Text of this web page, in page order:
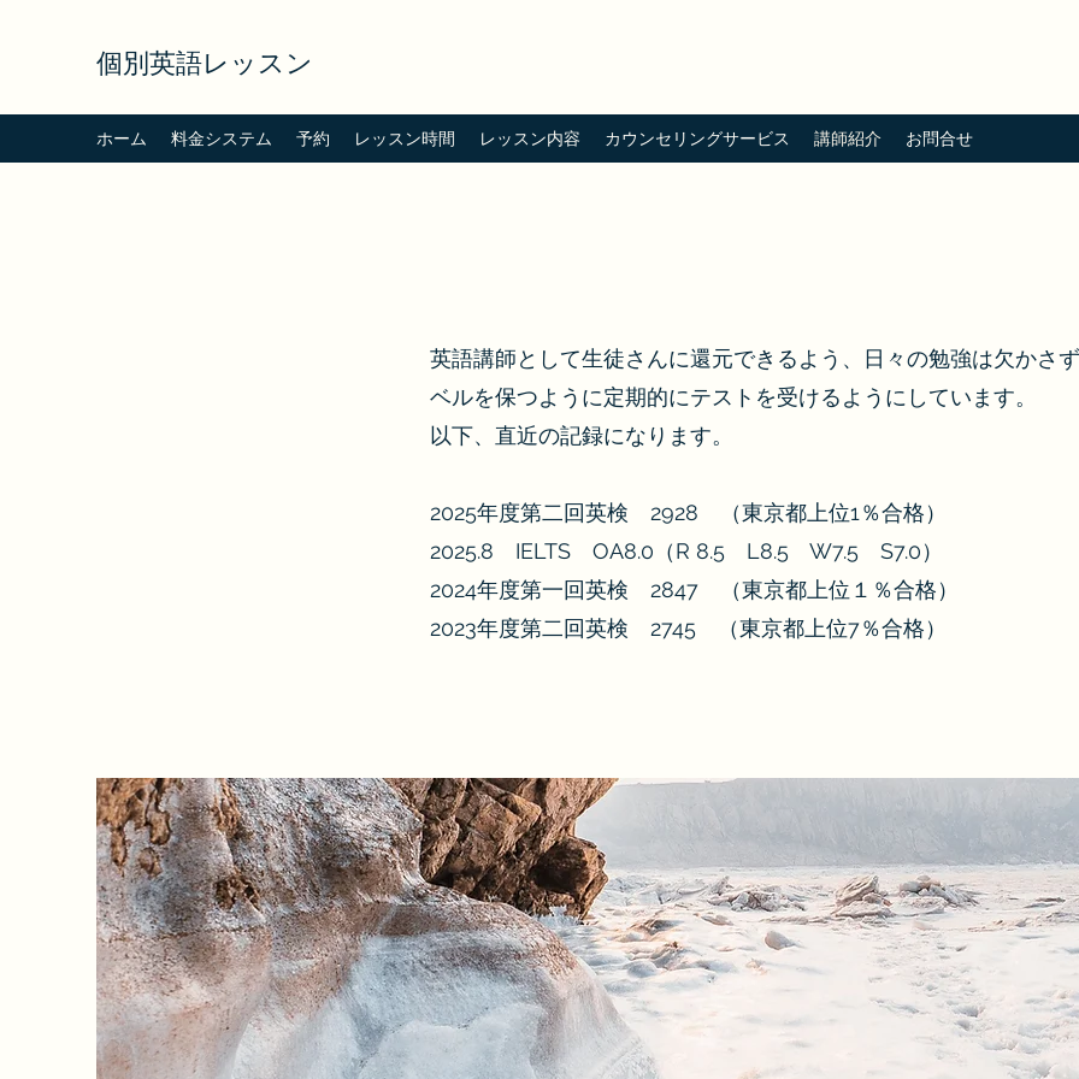
個別英語レッスン
ホーム 料金システム 予約 レッスン時間 レッスン内容 カウンセリングサービス 講師紹介 お問合せ
英語講師として生徒さんに還元できるよう、日々の勉強は欠かさ
ベルを保つように定期的にテストを受けるようにしています。
以下、直近の記録になります。
2025年度第二回英検 2928 （東京都上位1％合格）
2025.8 IELTS OA8.0（R 8.5 L8.5 W7.5 S7.0）
2024年度第一回英検 2847 （東京都上位１％合格）
2023年度第二回英検 2745 （東京都上位7％合格）